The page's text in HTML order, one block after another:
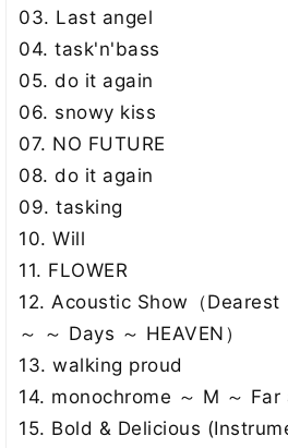
03. Last angel
04. task'n'bass
05. do it again
06. snowy kiss
07. NO FUTURE
08. do it again
09. tasking
10. Will
11. FLOWER
12. Acoustic Show（Dearest
～ ～ Days ～ HEAVEN）
13. walking proud
14. monochrome ～ M ～ Far
15. Bold & Delicious